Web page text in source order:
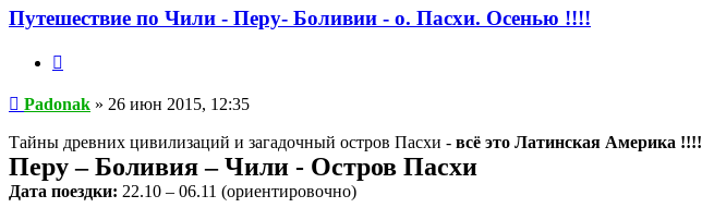
Путешествие по Чили - Перу- Боливии - о. Пасхи. Осенью !!!!
Сообщение
Padonak » 26 июн 2015, 12:35
Тайны древних цивилизаций и загадочный остров Пасхи - всё это Латинская Америка !!!!
Перу – Боливия – Чили - Остров Пасхи
Дата поездки: 22.10 – 06.11 (ориентировочно)